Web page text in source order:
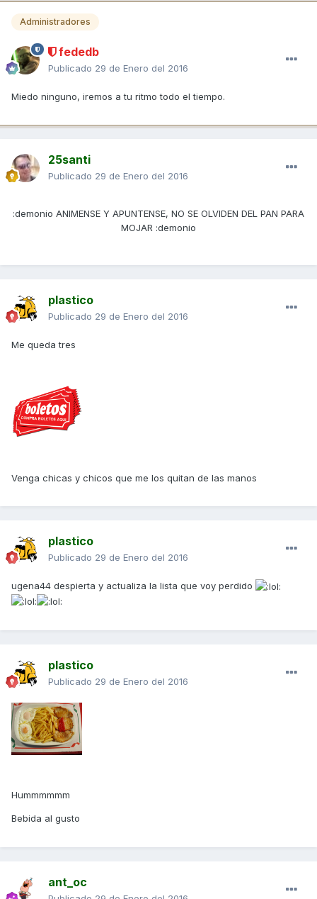
Administradores
fededb
Publicado 29 de Enero del 2016
Miedo ninguno, iremos a tu ritmo todo el tiempo.
25santi
Publicado 29 de Enero del 2016
:demonio ANIMENSE Y APUNTENSE, NO SE OLVIDEN DEL PAN PARA
MOJAR :demonio
plastico
Publicado 29 de Enero del 2016
Me queda tres
Venga chicas y chicos que me los quitan de las manos
plastico
Publicado 29 de Enero del 2016
ugena44 despierta y actualiza la lista que voy perdido
plastico
Publicado 29 de Enero del 2016
Hummmmmm
Bebida al gusto
ant_oc